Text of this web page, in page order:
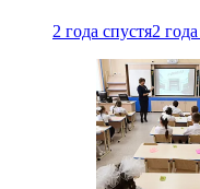
2 года спустя2